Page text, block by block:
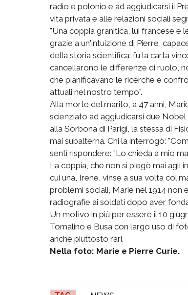
radio e polonio e ad aggiudicarsi il
vita privata e alle relazioni sociali
"Una coppia granitica, lui francese
grazie a un'intuizione di Pierre,
della storia scientifica: fu la carta
cancellarono le differenze di ruolo,
che pianificavano le ricerche e
attuali nel nostro tempo".
Alla morte del marito, a 47 anni,
scienziato ad aggiudicarsi due
alla Sorbona di Parigi, la stessa di
mai subalterna. Chi la interrogò:
sentì rispondere: "Lo chieda a mio
La coppia, che non si piegò mai agli
cui una, Irene, vinse a sua volta col
problemi sociali, Marie nel 1914
radiografie ai soldati dopo aver
Un motivo in più per essere il 10
Tomalino e Busa con largo uso di
anche piuttosto rari.
Nella foto: Marie e Pierre Curie.